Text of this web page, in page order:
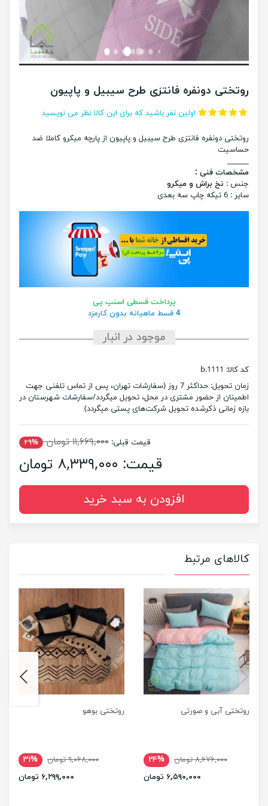
روتختی دونفره فانتزی طرح سیبیل و پاپیون
اولین نفر باشید که برای این کالا نظر می نویسید
روتختی دونفره فانتزی طرح سیبیل و پاپیون از پارچه میکرو کاملا ضد
حساسیت
______
مشخصات فنی :
جنس : نخ براش و میکرو
سایر : 6 تیکه چاپ سه بعدی
پرداخت قسطی اسنپ پی
4 قسط ماهیانه بدون کارمزد
موجود در انبار
کد کالا: 1111.b
زمان تحویل:
حداکثر 7 روز (سفارشات تهران، پس از تماس تلفنی جهت
اطمینان از حضور مشتری در محل، تحویل میگردد/سفارشات شهرستان در
بازه زمانی ذکرشده تحویل شرکت‌های پستی میگردد)
قیمت قبلی: ۱۱,۶۶۹,۰۰۰ تومان ۲۹%
قیمت: ۸,۳۳۹,۰۰۰ تومان
افزودن به سبد خرید
کالاهای مرتبط
روتختی آبی و صورتی
۸,۶۷۶,۰۰۰ تومان
۲۴%
۶,۵۹۰,۰۰۰ تومان
روتختی بوهو
۹,۰۶۸,۰۰۰ تومان
۳۱%
۶,۲۹۹,۰۰۰ تومان
previus